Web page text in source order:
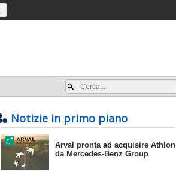
Notizie in primo piano
​Arval pronta ad acquisire Athlon
da Mercedes-Benz Group